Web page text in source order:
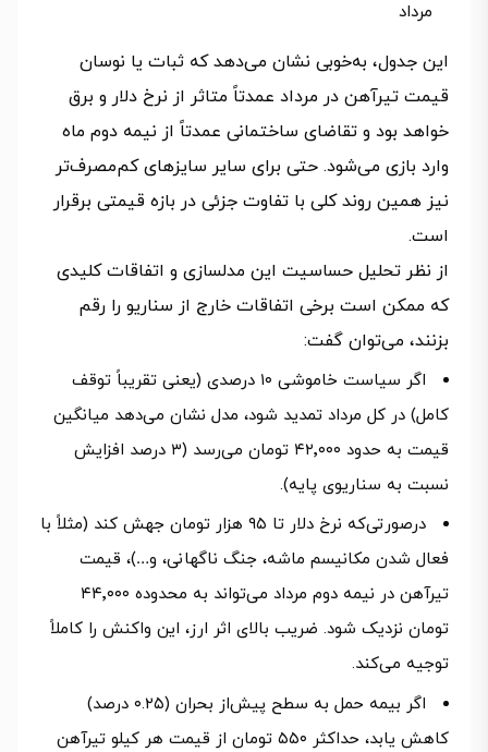
مرداد
این جدول، به‌خوبی نشان می‌دهد که ثبات یا نوسان
قیمت تیرآهن در مرداد عمدتاً متاثر از نرخ دلار و برق
خواهد بود و تقاضای ساختمانی عمدتاً از نیمه دوم ماه
وارد بازی می‌شود. حتی برای سایر سایزهای کم‌مصرف‌تر
نیز همین روند کلی با تفاوت جزئی در بازه قیمتی برقرار
است.
از نظر تحلیل حساسیت این مدلسازی و اتفاقات کلیدی
که ممکن است برخی اتفاقات خارج از سناریو را رقم
بزنند، می‌توان گفت:
اگر سیاست خاموشی ۱۰ درصدی (یعنی تقریباً توقف
کامل) در کل مرداد تمدید شود، مدل نشان می‌دهد میانگین
قیمت به حدود ۴۲٬۰۰۰ تومان می‌رسد (۳ درصد افزایش
نسبت به سناریوی پایه).
درصورتی‌که نرخ دلار تا ۹۵ هزار تومان جهش کند (مثلاً با
فعال شدن مکانیسم ماشه، جنگ ناگهانی، و…)، قیمت
تیرآهن در نیمه دوم مرداد می‌تواند به محدوده ۴۴٬۰۰۰
تومان نزدیک شود. ضریب بالای اثر ارز، این واکنش را کاملاً
توجیه می‌کند.
اگر بیمه حمل به سطح پیش‌از بحران (۰.۲۵ درصد)
کاهش یابد، حداکثر ۵۵۰ تومان از قیمت هر کیلو تیرآهن